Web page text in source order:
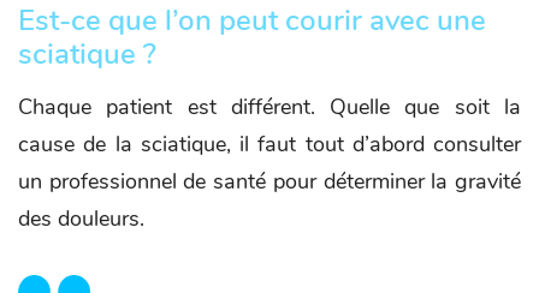
Est-ce que l’on peut courir avec une
sciatique ?
Chaque patient est différent. Quelle que soit la
cause de la sciatique, il faut tout d’abord consulter
un professionnel de santé pour déterminer la gravité
des douleurs.